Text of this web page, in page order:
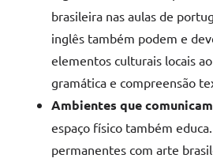
brasileira nas aulas de
inglês também podem e
elementos culturais locais
gramática e compreensão
Ambientes que
espaço físico também
permanentes com arte